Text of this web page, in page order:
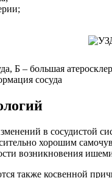
Б – большая
сосуда
в сосудистой
хорошим
возникновения
также косвенной